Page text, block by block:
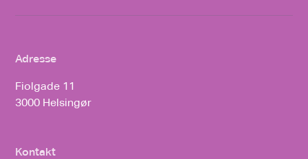
Adresse
Fiolgade 11
3000 Helsingør
Kontakt